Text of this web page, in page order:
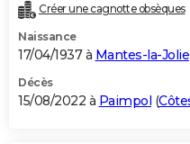
Créer une cagnotte obsèques
Naissance
17/04/1937 à Mantes-la-Jolie
Décès
15/08/2022 à Paimpol (